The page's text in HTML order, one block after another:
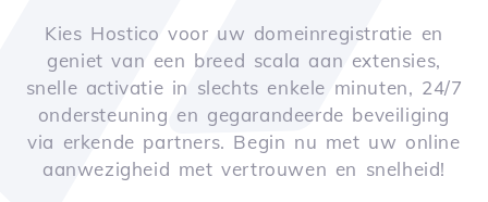
Kies Hostico voor uw domeinregistratie en
geniet van een breed scala aan extensies,
snelle activatie in slechts enkele minuten, 24/7
ondersteuning en gegarandeerde beveiliging
via erkende partners. Begin nu met uw online
aanwezigheid met vertrouwen en snelheid!